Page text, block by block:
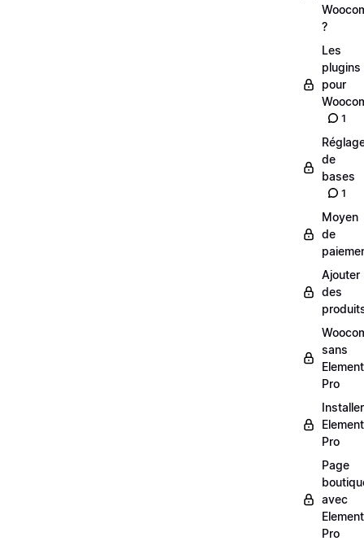
?
Les
plugins
pour
1
de
bases
1
Moyen
de
Ajouter
des
sans
Pro
Installer
Pro
Page
avec
Pro